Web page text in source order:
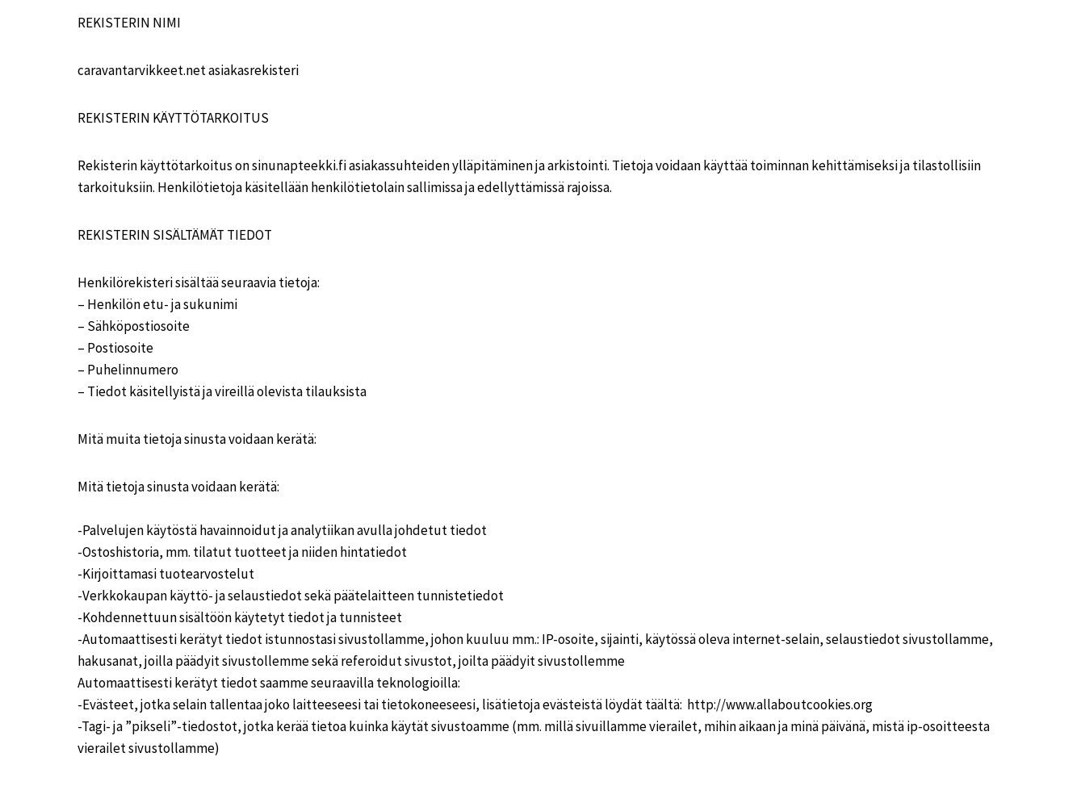
REKISTERIN NIMI
caravantarvikkeet.net asiakasrekisteri
REKISTERIN KÄYTTÖTARKOITUS
Rekisterin käyttötarkoitus on sinunapteekki.fi asiakassuhteiden ylläpitäminen ja arkistointi. Tietoja voidaan käyttää toiminnan kehittämiseksi ja tilastollisiin
tarkoituksiin. Henkilötietoja käsitellään henkilötietolain sallimissa ja edellyttämissä rajoissa.
REKISTERIN SISÄLTÄMÄT TIEDOT
Henkilörekisteri sisältää seuraavia tietoja:
– Henkilön etu- ja sukunimi
– Sähköpostiosoite
– Postiosoite
– Puhelinnumero
– Tiedot käsitellyistä ja vireillä olevista tilauksista
Mitä muita tietoja sinusta voidaan kerätä:
Mitä tietoja sinusta voidaan kerätä:
-Palvelujen käytöstä havainnoidut ja analytiikan avulla johdetut tiedot
-Ostoshistoria, mm. tilatut tuotteet ja niiden hintatiedot
-Kirjoittamasi tuotearvostelut
-Verkkokaupan käyttö- ja selaustiedot sekä päätelaitteen tunnistetiedot
-Kohdennettuun sisältöön käytetyt tiedot ja tunnisteet
-Automaattisesti kerätyt tiedot istunnostasi sivustollamme, johon kuuluu mm.: IP-osoite, sijainti, käytössä oleva internet-selain, selaustiedot sivustollamme,
hakusanat, joilla päädyit sivustollemme sekä referoidut sivustot, joilta päädyit sivustollemme
Automaattisesti kerätyt tiedot saamme seuraavilla teknologioilla:
-Evästeet, jotka selain tallentaa joko laitteeseesi tai tietokoneeseesi, lisätietoja evästeistä löydät täältä: http://www.allaboutcookies.org
-Tagi- ja ”pikseli”-tiedostot, jotka kerää tietoa kuinka käytät sivustoamme (mm. millä sivuillamme vierailet, mihin aikaan ja minä päivänä, mistä ip-osoitteesta
vierailet sivustollamme)